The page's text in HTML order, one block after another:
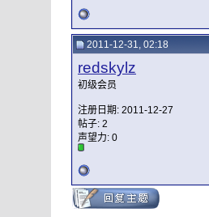
2011-12-31, 02:18
redskylz
初级会员
注册日期: 2011-12-27
帖子: 2
声望力: 0